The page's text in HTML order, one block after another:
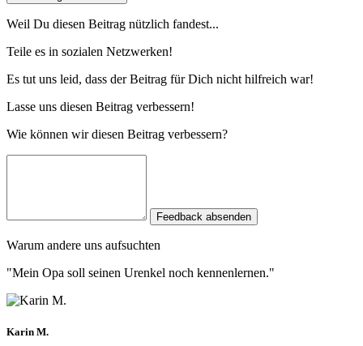
Weil Du diesen Beitrag nützlich fandest...
Teile es in sozialen Netzwerken!
Es tut uns leid, dass der Beitrag für Dich nicht hilfreich war!
Lasse uns diesen Beitrag verbessern!
Wie können wir diesen Beitrag verbessern?
Feedback absenden
Warum andere uns aufsuchten
"Mein Opa soll seinen Urenkel noch kennenlernen."
Karin M.